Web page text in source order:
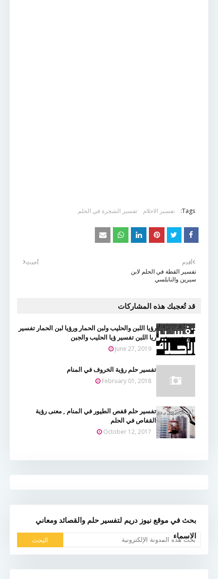
Tags: تفسير الاحلام تفسير الشجرة في الحلم
أحدث أقدم
تفسير القطة في الحلم لابن
سيرين والنابلسي
قد تُعجبك هذه المشاركات
رؤيا اللبن والحليب ولبن الحمار ورؤيا لبن الحمار تفسير
ريا اللبن تفسير ؤيا الحليب والجبن
June 27, 2019
تفسير حلم رؤية الخروف في المنام
February 01, 2018
تفسير حلم قفص الطيور في المنام , معنى رؤية
القفاص في الحلم
October 12, 2017
بحث في موقع نيوز دريم لتفسير حلم والقصائد ومعاني
الاسماء